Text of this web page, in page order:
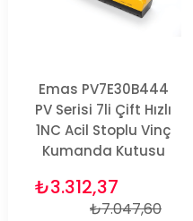
Emas PV7E30B444
PV Serisi 7li Çift Hızlı
1NC Acil Stoplu Vinç
Kumanda Kutusu
₺3.312,37
₺7.047,60